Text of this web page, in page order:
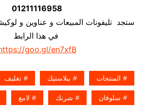
01211116958
ستجد تليفونات المبيعات و عناوين و
في هذا الرابط
goo.gl/en7xfB
المنتجات ببلاستيك تغليف
سلوفان شرنك لامع